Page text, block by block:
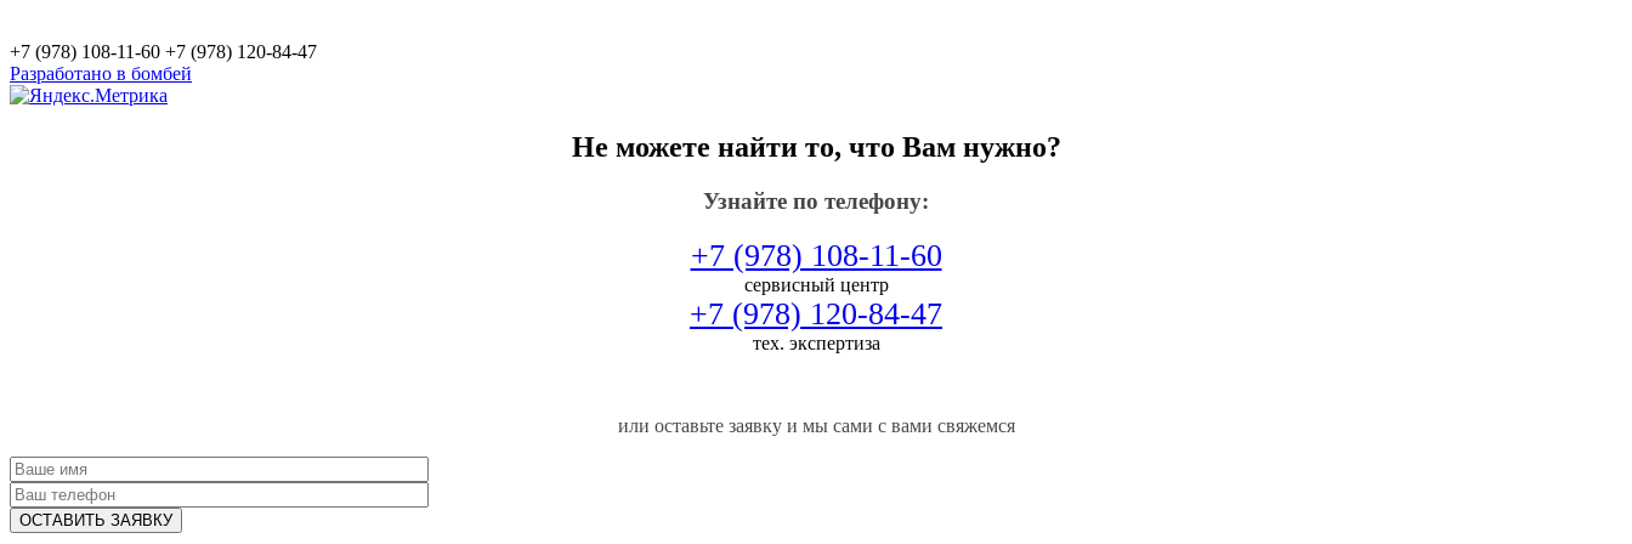
+7 (978) 108-11-60 +7 (978) 120-84-47
Разработано в бомбей
Не можете найти то, что Вам нужно?
Узнайте по телефону:
+7 (978) 108-11-60
сервисный центр
+7 (978) 120-84-47
тех. экспертиза
или оставьте заявку и мы сами с вами свяжемся